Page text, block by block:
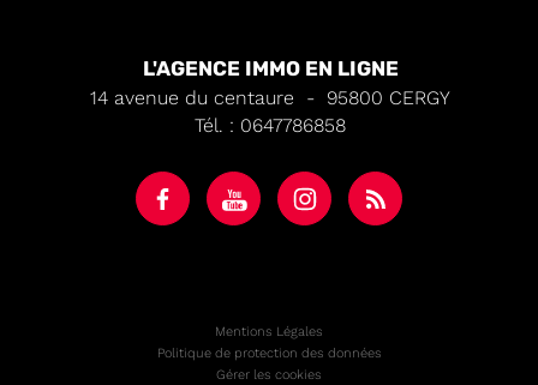
L'AGENCE IMMO EN LIGNE
14 avenue du centaure - 95800 CERGY
Tél. : 0647786858
Mentions Légales
Politique de protection des données
Gérer les cookies